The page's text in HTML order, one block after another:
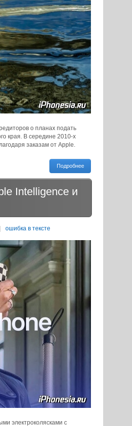
о планах подать
края. В середине 2010-х
заказам от Apple.
Подробнее
Intelligence и
ошибка в тексте
электроколясками с